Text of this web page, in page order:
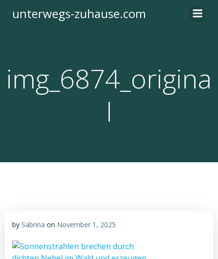
Inhalt
unterwegs-zuhause.com
img_6874_origina
l
by Sabrina on November 1, 2025